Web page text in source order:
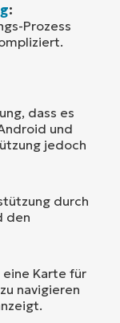
:
Prozess
dass es
und
jedoch
durch
den
Karte für
navigieren